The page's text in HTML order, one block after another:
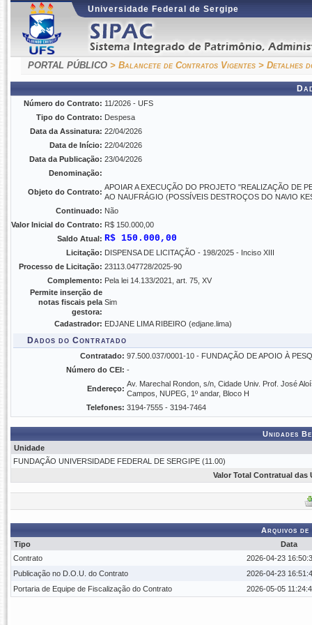
Universidade Federal de Sergipe
PORTAL PÚBLICO > Balancete de Contratos Vigentes > Detalhes
Número do Contrato: 11/2026 - UFS
Tipo do Contrato: Despesa
Data da Assinatura: 22/04/2026
Data de Início: 22/04/2026
Data da Publicação: 23/04/2026
Denominação:
Objeto do Contrato:
APOIAR A EXECUÇÃO DO PROJETO "REALIZAÇÃO DE
AO NAUFRÁGIO (POSSÍVEIS DESTROÇOS DO NAVIO
Continuado: Não
Valor Inicial do Contrato: R$ 150.000,00
Saldo Atual: R$ 150.000,00
Licitação: DISPENSA DE LICITAÇÃO - 198/2025 - Inciso XIII
Processo de Licitação: 23113.047728/2025-90
Complemento: Pela lei 14.133/2021, art. 75, XV
Permite inserção de
notas fiscais pela
gestora:
Sim
Cadastrador: EDJANE LIMA RIBEIRO (edjane.lima)
Dados do Contratado
Contratado: 97.500.037/0001-10 - FUNDAÇÃO DE APOIO À
Número do CEI: -
Endereço:
Av. Marechal Rondon, s/n, Cidade Univ. Prof. José
Campos, NUPEG, 1º andar, Bloco H
Telefones: 3194-7555 - 3194-7464
Unidades
Unidade
FUNDAÇÃO UNIVERSIDADE FEDERAL DE SERGIPE (11.00)
Valor Total Contratual das
Arquivos
Tipo
Data
Contrato
2026-04-23
Publicação no D.O.U. do Contrato
2026-04-23
Portaria de Equipe de Fiscalização do Contrato
2026-05-05